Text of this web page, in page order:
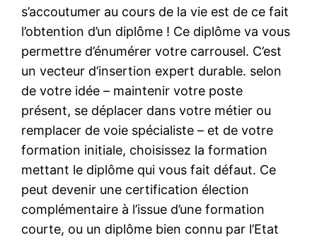
s’accoutumer au cours de la vie est de ce fait
l’obtention d’un diplôme ! Ce diplôme va vous
permettre d’énumérer votre carrousel. C’est
un vecteur d’insertion expert durable. selon
de votre idée – maintenir votre poste
présent, se déplacer dans votre métier ou
remplacer de voie spécialiste – et de votre
formation initiale, choisissez la formation
mettant le diplôme qui vous fait défaut. Ce
peut devenir une certification élection
complémentaire à l’issue d’une formation
courte, ou un diplôme bien connu par l’Etat